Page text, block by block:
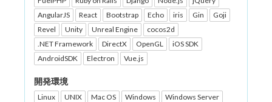
AngularJS
React Bootstrap Echo iris Gin
Goji
Revel
Unity Unreal Engine
cocos2d
.NET Framework
DirectX OpenGL
iOS SDK
AndroidSDK
Electron Vue.js
開発環境
Linux UNIX Mac OS Windows
Windows Server